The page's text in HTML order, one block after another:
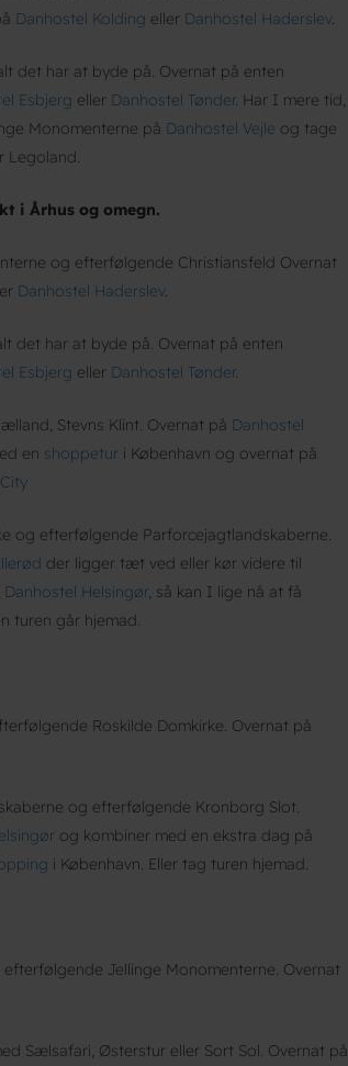
Danhostel Kolding eller Danhostel Haderslev.
det har at byde på. Overnat på enten
Esbjerg eller Danhostel Tønder . Har I mere tid,
Monomenterne på Danhostel Vejle og tage
Legoland.
i Århus og omegn.
og efterfølgende Christiansfeld Overnat
Danhostel Haderslev.
det har at byde på. Overnat på enten
Esbjerg eller Danhostel Tønder
Stevns Klint. Overnat på Danhostel
en shoppetur i København og overnat på
og efterfølgende Parforcejagtlandskaberne.
der ligger tæt ved eller kør videre til
Danhostel Helsingør , så kan I lige nå at få
turen går hjemad.
Roskilde Domkirke. Overnat på
og efterfølgende Kronborg Slot.
og kombiner med en ekstra dag på
i København. Eller tag turen hjemad.
Jellinge Monomenterne. Overnat
Sælsafari, Østerstur eller Sort Sol. Overnat på